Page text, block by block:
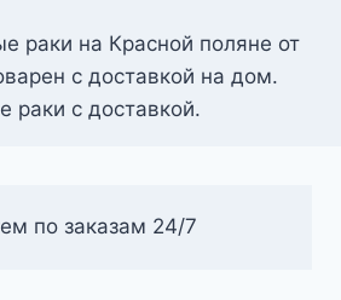
раки на Красной поляне от
с доставкой на дом.
раки с доставкой.
по заказам 24/7